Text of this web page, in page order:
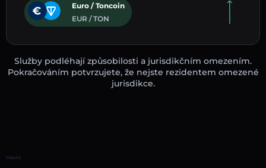
Euro / Toncoin
EUR / TON
Služby podléhají způsobilosti a jurisdikčním omezením.
Pokračováním potvrzujete, že nejste rezidentem omezené
jurisdikce.
Hlavní